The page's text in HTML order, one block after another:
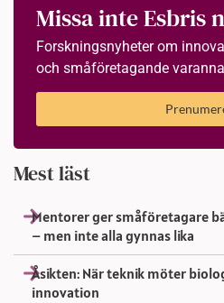
Missa inte Esbris
Forskningsnyheter om
och småföretagande
Mest läst
Mentorer ger småföretagare
– men inte alla gynnas lika
Åsikten: När teknik möter
innovation